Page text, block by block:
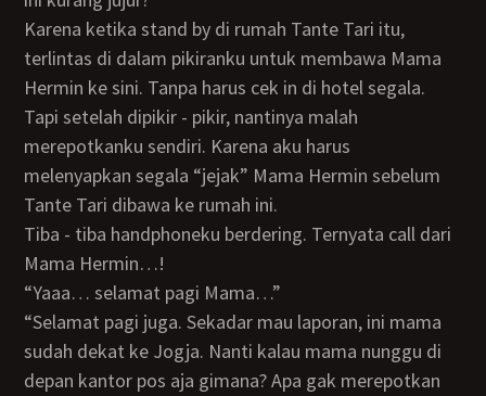
Karena ketika stand by di rumah Tante Tari itu,
terlintas di dalam pikiranku untuk membawa Mama
Hermin ke sini. Tanpa harus cek in di hotel segala.
Tapi setelah dipikir - pikir, nantinya malah
merepotkanku sendiri. Karena aku harus
melenyapkan segala “jejak” Mama Hermin sebelum
Tante Tari dibawa ke rumah ini.
Tiba - tiba handphoneku berdering. Ternyata call dari
Mama Hermin…!
“Yaaa… selamat pagi Mama…”
“Selamat pagi juga. Sekadar mau laporan, ini mama
sudah dekat ke Jogja. Nanti kalau mama nunggu di
depan kantor pos aja gimana? Apa gak merepotkan